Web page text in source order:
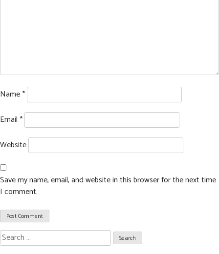
Name*
Email*
Website
Save my name, email, and website in this browser for the next time
I comment.
Search
for: